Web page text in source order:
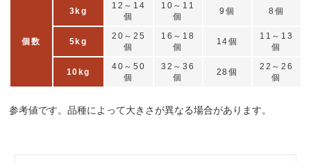
個数
3kg
12～14
個
10～11
個
9個 8個
5kg
20～25
個
16～18
個
14個
11～13
個
10kg
40～50
個
32～36
個
28個
22～26
個
参考値です。品種によって大きさが異なる場合があります。